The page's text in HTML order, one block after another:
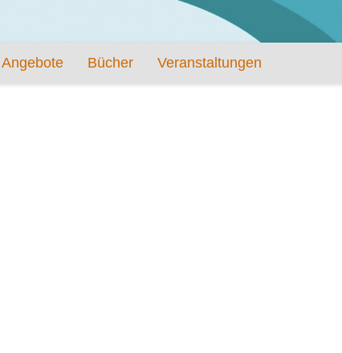
Bücher Veranstaltungen